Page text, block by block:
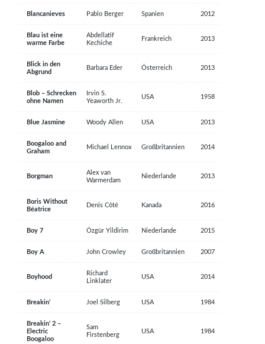
Blancanieves Pablo Berger Spanien 2012
Blau ist eine
warme Farbe
Abdellatif
Kechiche
Frankreich 2013
Blick in den
Abgrund
Barbara Eder Österreich 2013
Blob – Schrecken
ohne Namen
Irvin S.
Yeaworth Jr.
USA 1958
Blue Jasmine Woody Allen USA 2013
Boogaloo and
Graham
Michael Lennox Großbritannien 2014
Borgman
Alex van
Warmerdam
Niederlande 2013
Boris Without
Béatrice
Denis Côté Kanada 2016
Boy 7 Özgür Yildirim Niederlande 2015
Boy A John Crowley Großbritannien 2007
Boyhood
Richard
Linklater
USA 2014
Breakin’ Joel Silberg USA 1984
Breakin’ 2 –
Electric
Boogaloo
Sam
Firstenberg
USA 1984